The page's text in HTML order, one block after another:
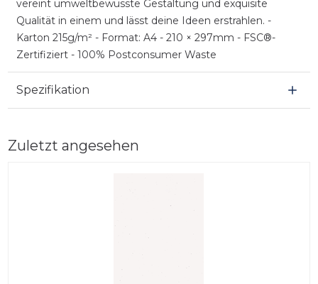
vereint umweltbewusste Gestaltung und exquisite
Qualität in einem und lässt deine Ideen erstrahlen. -
Karton 215g/m² - Format: A4 - 210 × 297mm - FSC®-
Zertifiziert - 100% Postconsumer Waste
Spezifikation
Zuletzt angesehen